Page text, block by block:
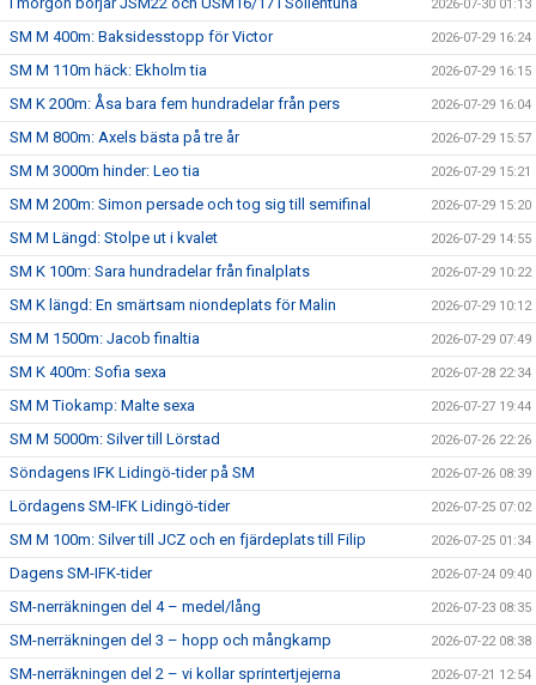
2026-07-30 01:13
SM M 400m: Baksidesstopp för Victor 2026-07-29 16:24
SM M 110m häck: Ekholm tia 2026-07-29 16:15
SM K 200m: Åsa bara fem hundradelar från pers 2026-07-29 16:04
SM M 800m: Axels bästa på tre år 2026-07-29 15:57
SM M 3000m hinder: Leo tia 2026-07-29 15:21
SM M 200m: Simon persade och tog sig till semifinal 2026-07-29 15:20
SM M Längd: Stolpe ut i kvalet 2026-07-29 14:55
SM K 100m: Sara hundradelar från finalplats 2026-07-29 10:22
SM K längd: En smärtsam niondeplats för Malin 2026-07-29 10:12
SM M 1500m: Jacob finaltia 2026-07-29 07:49
SM K 400m: Sofia sexa 2026-07-28 22:34
SM M Tiokamp: Malte sexa 2026-07-27 19:44
SM M 5000m: Silver till Lörstad 2026-07-26 22:26
Söndagens IFK Lidingö-tider på SM 2026-07-26 08:39
Lördagens SM-IFK Lidingö-tider 2026-07-25 07:02
SM M 100m: Silver till JCZ och en fjärdeplats till Filip 2026-07-25 01:34
Dagens SM-IFK-tider 2026-07-24 09:40
SM-nerräkningen del 4 – medel/lång 2026-07-23 08:35
SM-nerräkningen del 3 – hopp och mångkamp 2026-07-22 08:38
SM-nerräkningen del 2 – vi kollar sprintertjejerna 2026-07-21 12:54